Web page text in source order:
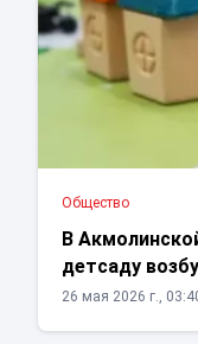
Общество
В
детсаду
26 мая 2026 г.,